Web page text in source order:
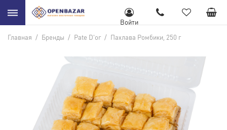
Войти
Главная / Бренды / Pate D'or / Пахлава Ромбики, 250 г